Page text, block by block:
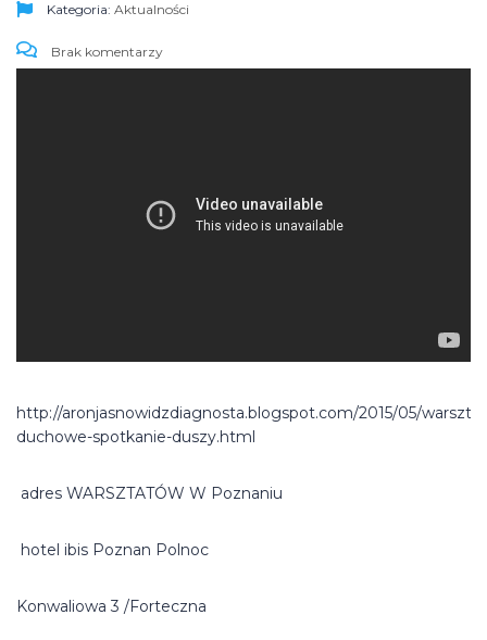
Kategoria: Aktualności
Brak komentarzy
http://aronjasnowidzdiagnosta.blogspot.com/2015/05/
duchowe-spotkanie-duszy.html
adres WARSZTATÓW W Poznaniu
hotel ibis Poznan Polnoc
Konwaliowa 3 /Forteczna